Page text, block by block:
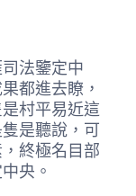
法鑒定中
都進去瞭，
村平易近這
是聽說，可
終極名目部
央。